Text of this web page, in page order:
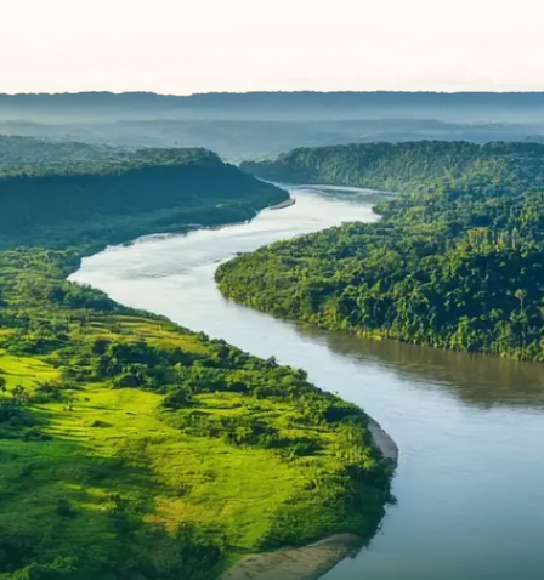
jedoch nicht die kleinste Verzögerung oder
Wartezeit für uns. Hervorragend organisiert – ein
herzliches Dankeschön an alle, die zu dieser
wunderbaren Reise beigetragen haben!